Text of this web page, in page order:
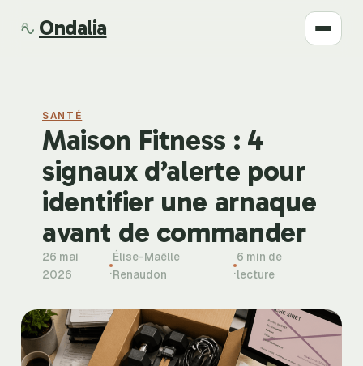
Ondalia
Beauté
Développement
Bien-être
SANTÉ
Maison Fitness : 4
signaux d’alerte pour
identifier une arnaque
avant de commander
26 mai
2026
·
Élise-Maëlle
Renaudon
·
6 min de
lecture